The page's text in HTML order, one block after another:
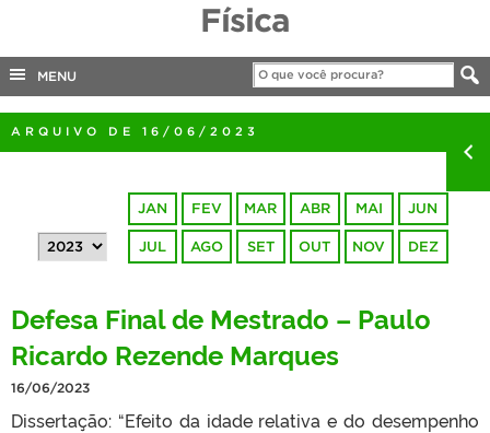
Física
MENU
ARQUIVO DE 16/06/2023
JAN FEV MAR ABR MAI JUN
JUL AGO SET OUT NOV DEZ
Defesa Final de Mestrado – Paulo
Ricardo Rezende Marques
16/06/2023
Dissertação: “Efeito da idade relativa e do desempenho